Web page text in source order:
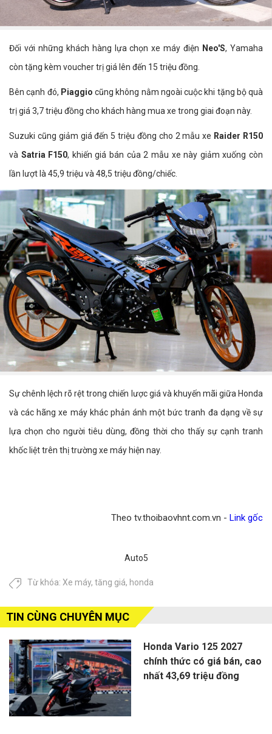
Đối với những khách hàng lựa chọn xe máy điện Neo'S, Yamaha
còn tặng kèm voucher trị giá lên đến 15 triệu đồng.
Bên cạnh đó, Piaggio cũng không nằm ngoài cuộc khi tặng bộ quà
trị giá 3,7 triệu đồng cho khách hàng mua xe trong giai đoạn này.
Suzuki cũng giảm giá đến 5 triệu đồng cho 2 mẫu xe Raider R150
và Satria F150, khiến giá bán của 2 mẫu xe này giảm xuống còn
lần lượt là 45,9 triệu và 48,5 triệu đồng/chiếc.
Sự chênh lệch rõ rệt trong chiến lược giá và khuyến mãi giữa Honda
và các hãng xe máy khác phản ánh một bức tranh đa dạng về sự
lựa chọn cho người tiêu dùng, đồng thời cho thấy sự cạnh tranh
khốc liệt trên thị trường xe máy hiện nay.​
Theo tv.thoibaovhnt.com.vn - Link gốc
Auto5
Từ khóa: Xe máy, tăng giá, honda
TIN CÙNG CHUYÊN MỤC
Honda Vario 125 2027
chính thức có giá bán, cao
nhất 43,69 triệu đồng